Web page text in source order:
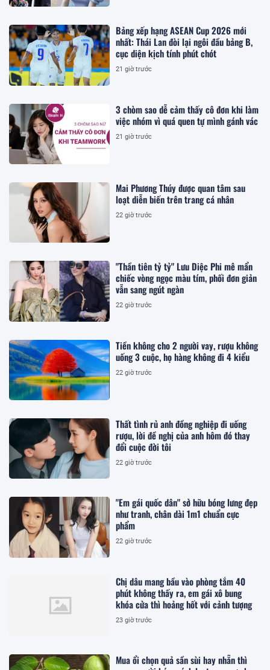
Bảng xếp hạng ASEAN Cup 2026 mới
nhất: Thái Lan đòi lại ngôi đầu bảng B,
cục diện kịch tính phút chót
21 giờ trước
3 chòm sao dễ cảm thấy cô đơn khi làm
việc nhóm vì quá quen tự mình gánh vác
21 giờ trước
Mai Phương Thúy được quan tâm sau
loạt diễn biến trên trang cá nhân
22 giờ trước
"Thần tiên tỷ tỷ" Lưu Diệc Phi mê mẩn
chiếc vòng ngọc màu tím, phối đơn giản
vẫn sang ngút ngàn
22 giờ trước
Tiền không cho 2 người vay, rượu không
uống 3 cuộc, họ hàng không đi 4 kiểu
22 giờ trước
Thất tình rủ anh đồng nghiệp đi uống
rượu, lời đề nghị của anh hôm đó thay
đổi cuộc đời tôi
22 giờ trước
"Em gái quốc dân" sở hữu bóng lưng đẹp
như tranh, chân dài 1m1 chuẩn cực
phẩm
22 giờ trước
Chị dâu mang bầu vào phòng tắm 40
phút không thấy ra, em gái xô bung
khóa cửa thì hoảng hốt với cảnh tượng
23 giờ trước
Mua ổi chọn quả sần sùi hay nhẵn thì